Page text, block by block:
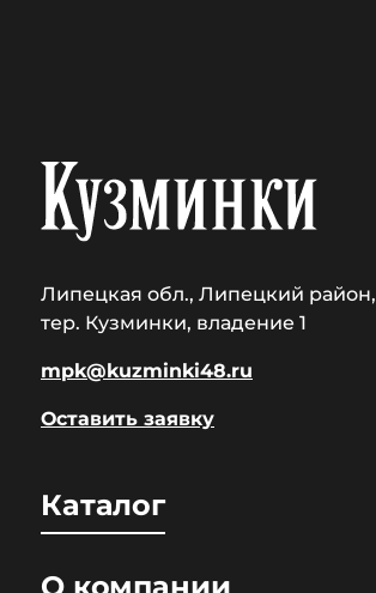
Липецкая обл., Липецкий район,
тер. Кузминки, владение 1
mpk@kuzminki48.ru
Оставить заявку
Каталог